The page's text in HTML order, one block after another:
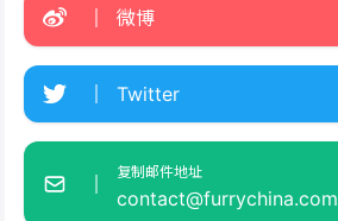
微博
Twitter
复制邮件地址
contact@furrychina.com